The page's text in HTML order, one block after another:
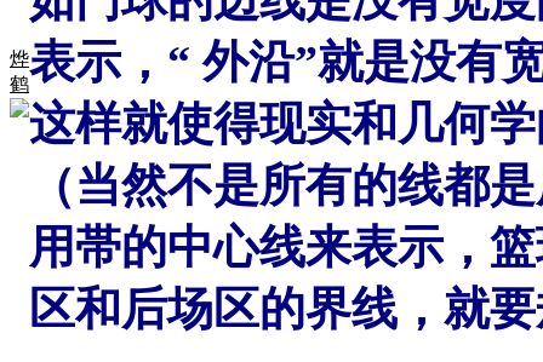
烨
鹤表示，“ 外沿”就是没有
这样就使得现实和几何
（当然不是所有的线都
用帯的中心线来表示，
区和后场区的界线，就